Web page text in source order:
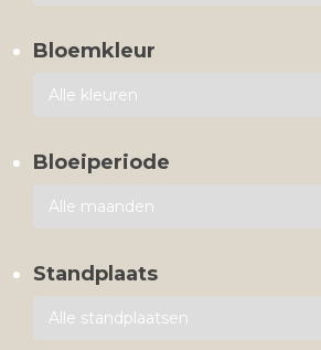
Bloemkleur
Bloeiperiode
Standplaats